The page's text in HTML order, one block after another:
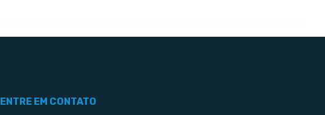
ENTRE EM CONTATO